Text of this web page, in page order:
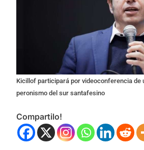
Kicillof participará por videoconferencia de
peronismo del sur santafesino
Compartilo!